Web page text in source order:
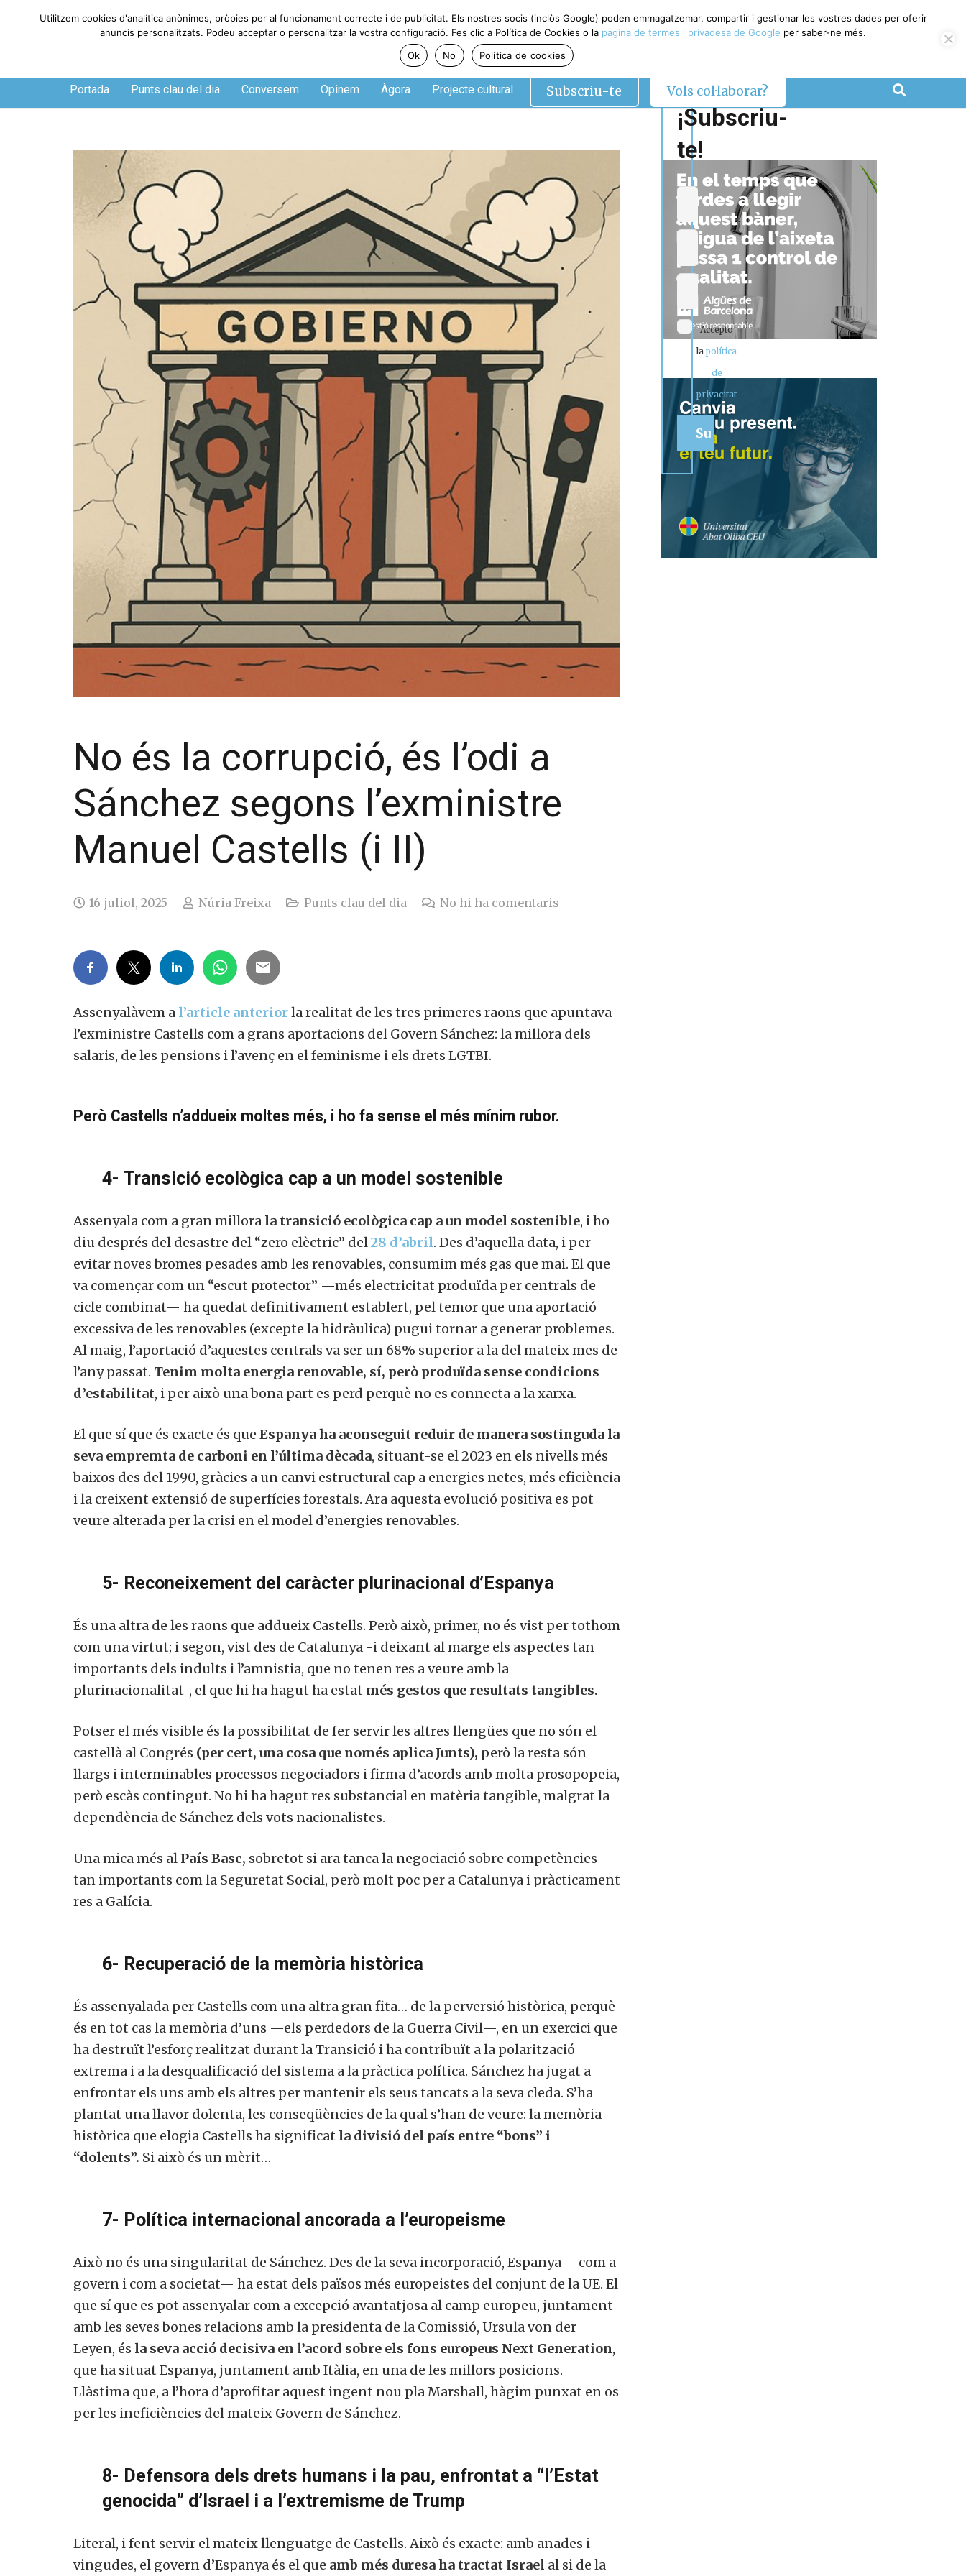
Dijous, 6 de agosto de 2026
Portada Punts clau del dia Conversem Opinem Àgora Projecte cultural Subscriu-te Vols col·laborar?
No és la corrupció, és l’odi a
Sánchez segons l’exministre
Manuel Castells (i II)
16 juliol, 2025 Núria Freixa Punts clau del dia No hi ha comentaris
Assenyalàvem a l’article anteriorla realitat de les tres primeres raons que apuntava
l’exministre Castells com a grans aportacions del Govern Sánchez: la millora dels
salaris, de les pensions i l’avenç en el feminisme i els drets LGTBI.
Però Castells n’addueix moltes més, i ho fa sense el més mínim rubor.
4- Transició ecològica cap a un model sostenible
Assenyala com a gran millora la transició ecològica cap a un model sostenible, i ho
diu després del desastre del “zero elèctric” del28 d’abril. Des d’aquella data, i per
evitar noves bromes pesades amb les renovables, consumim més gas que mai. El que
va començar com un “escut protector” —més electricitat produïda per centrals de
cicle combinat— ha quedat definitivament establert, pel temor que una aportació
excessiva de les renovables (excepte la hidràulica) pugui tornar a generar problemes.
Al maig, l’aportació d’aquestes centrals va ser un 68% superior a la del mateix mes de
l’any passat. Tenim molta energia renovable, sí, però produïda sense condicions
d’estabilitat, i per això una bona part es perd perquè no es connecta a la xarxa.
El que sí que és exacte és que Espanya ha aconseguit reduir de manera sostinguda la
seva empremta de carboni en l’última dècada, situant-se el 2023 en els nivells més
baixos des del 1990, gràcies a un canvi estructural cap a energies netes, més eficiència
i la creixent extensió de superfícies forestals. Ara aquesta evolució positiva es pot
veure alterada per la crisi en el model d’energies renovables.
5- Reconeixement del caràcter plurinacional d’Espanya
És una altra de les raons que addueix Castells. Però això, primer, no és vist per tothom
com una virtut; i segon, vist des de Catalunya -i deixant al marge els aspectes tan
importants dels indults i l’amnistia, que no tenen res a veure amb la
plurinacionalitat-, el que hi ha hagut ha estat més gestos que resultats tangibles.
Potser el més visible és la possibilitat de fer servir les altres llengües que no són el
castellà al Congrés (per cert, una cosa que només aplica Junts), però la resta són
llargs i interminables processos negociadors i firma d’acords amb molta prosopopeia,
però escàs contingut. No hi ha hagut res substancial en matèria tangible, malgrat la
dependència de Sánchez dels vots nacionalistes.
Una mica més al País Basc, sobretot si ara tanca la negociació sobre competències
tan importants com la Seguretat Social, però molt poc per a Catalunya i pràcticament
res a Galícia.
6- Recuperació de la memòria històrica
És assenyalada per Castells com una altra gran fita… de la perversió històrica, perquè
és en tot cas la memòria d’uns —els perdedors de la Guerra Civil—, en un exercici que
ha destruït l’esforç realitzat durant la Transició i ha contribuït a la polarització
extrema i a la desqualificació del sistema a la pràctica política. Sánchez ha jugat a
enfrontar els uns amb els altres per mantenir els seus tancats a la seva cleda. S’ha
plantat una llavor dolenta, les conseqüències de la qual s’han de veure: la memòria
històrica que elogia Castells ha significat la divisió del país entre “bons” i
“dolents”. Si això és un mèrit…
7- Política internacional ancorada a l’europeisme
Això no és una singularitat de Sánchez. Des de la seva incorporació, Espanya —com a
govern i com a societat— ha estat dels països més europeistes del conjunt de la UE. El
que sí que es pot assenyalar com a excepció avantatjosa al camp europeu, juntament
amb les seves bones relacions amb la presidenta de la Comissió, Ursula von der
Leyen, és la seva acció decisiva en l’acord sobre els fons europeus Next Generation,
que ha situat Espanya, juntament amb Itàlia, en una de les millors posicions.
Llàstima que, a l’hora d’aprofitar aquest ingent nou pla Marshall, hàgim punxat en os
per les ineficiències del mateix Govern de Sánchez.
8- Defensora dels drets humans i la pau, enfrontat a “l’Estat
genocida” d’Israel i a l’extremisme de Trump
Literal, i fent servir el mateix llenguatge de Castells. Això és exacte: amb anades i
vingudes, el govern d’Espanya és el que amb més duresa ha tractat Israel al si de la
¡Subscriu-
te!
Accepto
lapolítica
de
privacitat
Utilitzem cookies d'analítica anònimes, pròpies per al funcionament correcte i de publicitat. Els nostres socis (inclòs Google) poden emmagatzemar, compartir i gestionar les vostres dades per oferir
anuncis personalitzats. Podeu acceptar o personalitzar la vostra configuració. Fes clic a Política de Cookies o la pàgina de termes i privadesa de Google per saber-ne més.
Ok
No Política de cookies